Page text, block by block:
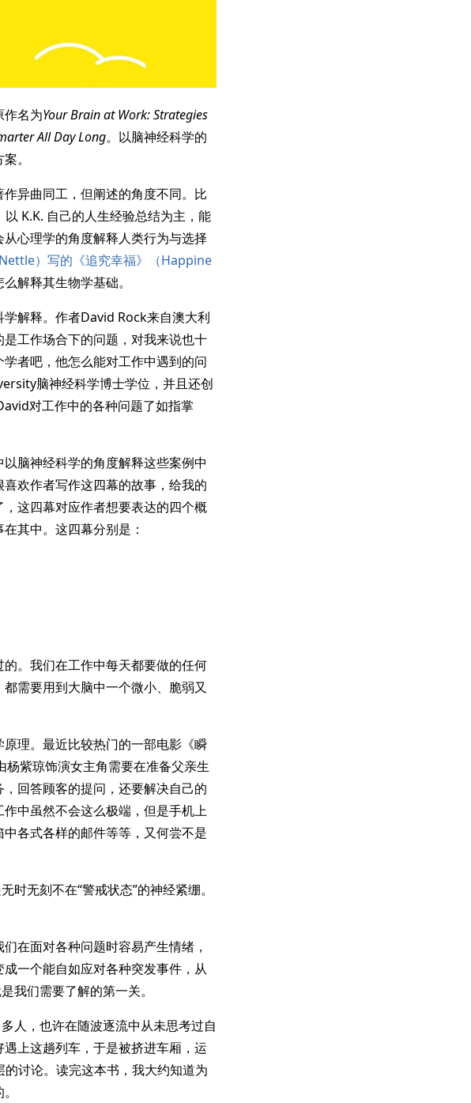
作名为Your Brain at Work: Strategies
All Day Long。以脑神经科学的
。
异曲同工，但阐述的角度不同。比
以 K.K. 自己的人生经验总结为主，能
从心理学的角度解释人类行为与选择
）写的《追究幸福》（Happine
解释其生物学基础。
解释。作者David Rock来自澳大利
工作场合下的问题，对我来说也十
者吧，他怎么能对工作中遇到的问
脑神经科学博士学位，并且还创
对工作中的各种问题了如指掌
脑神经科学的角度解释这些案例中
欢作者写作这四幕的故事，给我的
这四幕对应作者想要表达的四个概
其中。这四幕分别是：
。我们在工作中每天都要做的任何
需要用到大脑中一个微小、脆弱又
理。最近比较热门的一部电影《瞬
紫琼饰演女主角需要在准备父亲生
回答顾客的提问，还要解决自己的
中虽然不会这么极端，但是手机上
各式各样的邮件等等，又何尝不是
时无刻不在“警戒状态”的神经紧绷。
在面对各种问题时容易产生情绪，
一个能自如应对各种突发事件，从
我们需要了解的第一关。
人，也许在随波逐流中从未思考过自
上这趟列车，于是被挤进车厢，运
的讨论。读完这本书，我大约知道为